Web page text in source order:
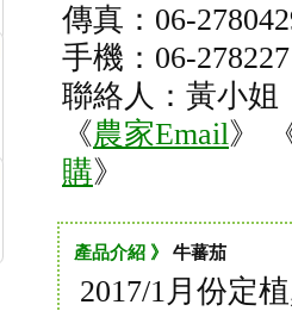
傳真：06-
手機：06-
聯絡人：黃小姐
《農家Email》
購》
產品介紹 》 牛蕃茄
2017/1月份定